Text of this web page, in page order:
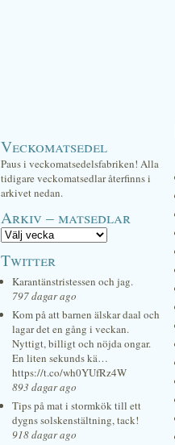
Veckomatsedel
Paus i veckomatsedelsfabriken! Alla
tidigare veckomatsedlar återfinns i
arkivet nedan.
Arkiv – matsedlar
Twitter
Karantänstristessen och jag.
797 dagar ago
Kom på att barnen älskar daal och
lagar det en gång i veckan.
Nyttigt, billigt och nöjda ongar.
En liten sekunds kä…
https://t.co/wh0YUfRz4W
893 dagar ago
Tips på mat i stormkök till ett
dygns solskenstältning, tack!
918 dagar ago